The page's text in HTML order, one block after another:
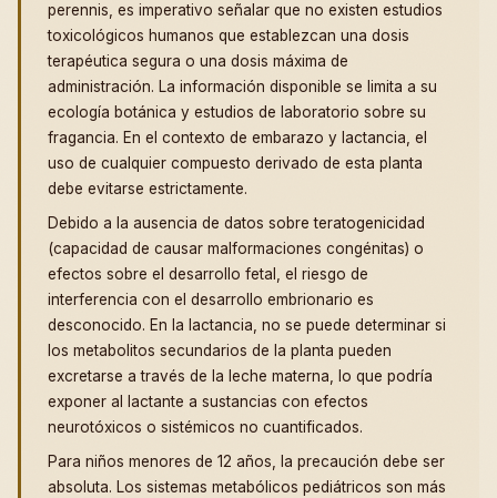
perennis, es imperativo señalar que no existen estudios
toxicológicos humanos que establezcan una dosis
terapéutica segura o una dosis máxima de
administración. La información disponible se limita a su
ecología botánica y estudios de laboratorio sobre su
fragancia. En el contexto de embarazo y lactancia, el
uso de cualquier compuesto derivado de esta planta
debe evitarse estrictamente.
Debido a la ausencia de datos sobre teratogenicidad
(capacidad de causar malformaciones congénitas) o
efectos sobre el desarrollo fetal, el riesgo de
interferencia con el desarrollo embrionario es
desconocido. En la lactancia, no se puede determinar si
los metabolitos secundarios de la planta pueden
excretarse a través de la leche materna, lo que podría
exponer al lactante a sustancias con efectos
neurotóxicos o sistémicos no cuantificados.
Para niños menores de 12 años, la precaución debe ser
absoluta. Los sistemas metabólicos pediátricos son más